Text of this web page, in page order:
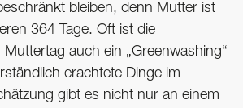
bleiben, denn Mutter ist
364 Tage. Oft ist die
Muttertag auch ein „Greenwashing“
erachtete Dinge im
gibt es nicht nur an einem